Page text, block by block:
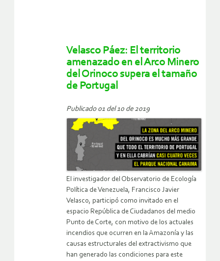
Velasco Páez: El territorio
amenazado en el Arco Minero
del Orinoco supera el tamaño
de Portugal
Publicado 01 del 10 de 2019
El investigador del Observatorio de Ecología
Política de Venezuela, Francisco Javier
Velasco, participó como invitado en el
espacio República de Ciudadanos del medio
Punto de Corte, con motivo de los actuales
incendios que ocurren en la Amazonía y las
causas estructurales del extractivismo que
han generado las condiciones para este